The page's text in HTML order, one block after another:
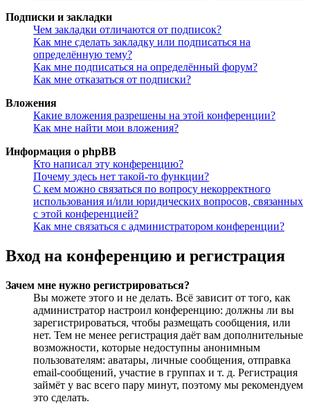
Подписки и закладки
Чем закладки отличаются от подписок?
Как мне сделать закладку или подписаться на
определённую тему?
Как мне подписаться на определённый форум?
Как мне отказаться от подписки?
Вложения
Какие вложения разрешены на этой конференции?
Как мне найти мои вложения?
Информация о phpBB
Кто написал эту конференцию?
Почему здесь нет такой-то функции?
С кем можно связаться по вопросу некорректного
использования и/или юридических вопросов, связанных
с этой конференцией?
Как мне связаться с администратором конференции?
Вход на конференцию и регистрация
Зачем мне нужно регистрироваться?
Вы можете этого и не делать. Всё зависит от того, как
администратор настроил конференцию: должны ли вы
зарегистрироваться, чтобы размещать сообщения, или
нет. Тем не менее регистрация даёт вам дополнительные
возможности, которые недоступны анонимным
пользователям: аватары, личные сообщения, отправка
email-сообщений, участие в группах и т. д. Регистрация
займёт у вас всего пару минут, поэтому мы рекомендуем
это сделать.